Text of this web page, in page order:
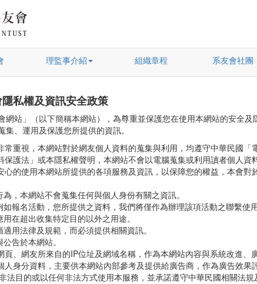
理監事介紹 組織章程 系友會社團
私權及資訊安全政策
站」（以下簡稱本網站），為尊重並保護您在使用本網站的安全
、運用及保護您所提供的資訊。
重視，本網站對於網友個人資料的蒐集與利用，均遵守中華民國「
護法」或本隱私權聲明，本網站不會以電腦蒐集或利用讀者個人資料
的使用本網站所提供的各項服務及資訊，以保障您的權益，本會對
，本網站不會蒐集任何與個人身份有關之資訊。
報名活動，您所提供之資料，我們將僅作為辦理該項活動之聯繫使
在超出收集特定目的以外之用途。
用法律及規範，而必須提供相關資訊。
告於本網站。
、網友所來自的IP位址及網域名稱，作為本網站內容與系統改進、
身分資料，主要供本網站內部參考及提供給廣告商，作為廣告效果
法目的或以任何非法方式使用本服務，並承諾遵守中華民國相關法